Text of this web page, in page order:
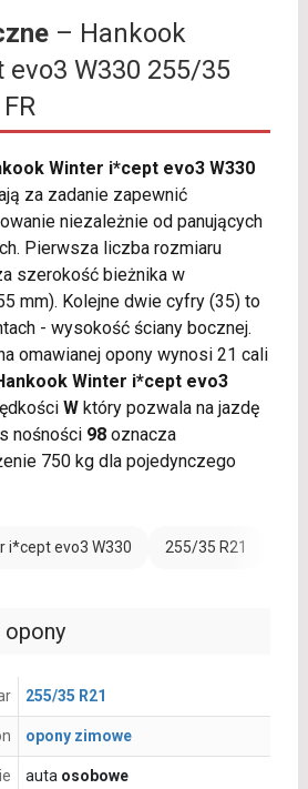
– Hankook
W330 255/35
Winter i*cept evo3 W330
za zadanie zapewnić
niezależnie od panujących
Pierwsza liczba rozmiaru
szerokość bieżnika w
mm). Kolejne dwie cyfry (35) to
- wysokość ściany bocznej.
omawianej opony wynosi 21 cali
Winter i*cept evo3
Wktóry pozwala na jazdę
nośności 98oznacza
750 kg dla pojedynczego
i*cept evo3 W330 255/35 R21
opony
255/35 R21
opony zimowe
auta osobowe